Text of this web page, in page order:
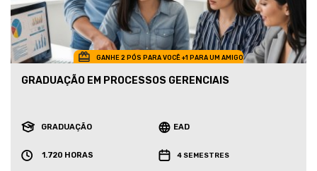
GANHE 2 PÓS PARA VOCÊ +1 PARA UM AMIGO
GRADUAÇÃO EM PROCESSOS GERENCIAIS
GRADUAÇÃO EAD
1.720 HORAS 4 SEMESTRES